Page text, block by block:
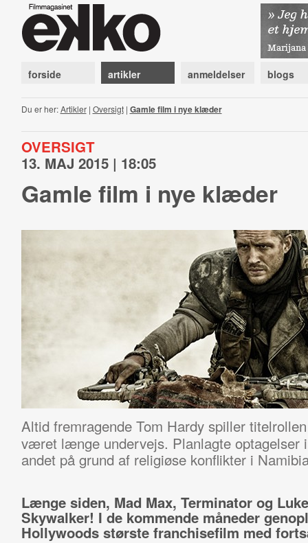
forside artikler anmeldelser blogs
Du er her:Artikler| Oversigt| Gamle film i nye klæder
OVERSIGT
13. MAJ 2015 | 18:05
Gamle film i nye klæder
Altid fremragende Tom Hardy spiller
været længe undervejs. Planlagte optagelser
andet på grund af religiøse konflikter i
Længe siden, Mad Max, Terminator og Luke
Skywalker! I de kommende måneder
Hollywoods største franchisefilm med